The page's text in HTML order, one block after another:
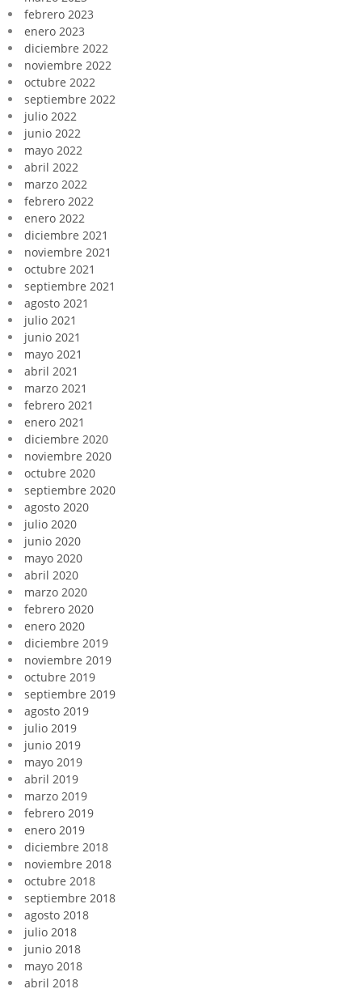
febrero 2023
enero 2023
diciembre 2022
noviembre 2022
octubre 2022
septiembre 2022
julio 2022
junio 2022
mayo 2022
abril 2022
marzo 2022
febrero 2022
enero 2022
diciembre 2021
noviembre 2021
octubre 2021
septiembre 2021
agosto 2021
julio 2021
junio 2021
mayo 2021
abril 2021
marzo 2021
febrero 2021
enero 2021
diciembre 2020
noviembre 2020
octubre 2020
septiembre 2020
agosto 2020
julio 2020
junio 2020
mayo 2020
abril 2020
marzo 2020
febrero 2020
enero 2020
diciembre 2019
noviembre 2019
octubre 2019
septiembre 2019
agosto 2019
julio 2019
junio 2019
mayo 2019
abril 2019
marzo 2019
febrero 2019
enero 2019
diciembre 2018
noviembre 2018
octubre 2018
septiembre 2018
agosto 2018
julio 2018
junio 2018
mayo 2018
abril 2018